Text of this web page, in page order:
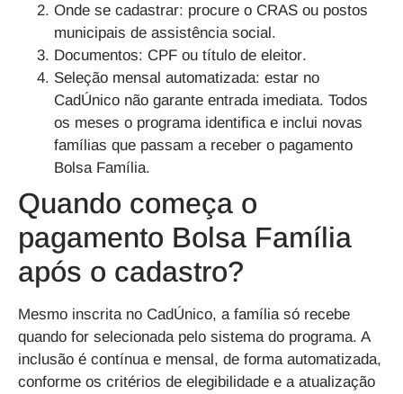
Onde se cadastrar: procure o CRAS ou postos
municipais de assistência social.
Documentos: CPF ou título de eleitor.
Seleção mensal automatizada: estar no
CadÚnico não garante entrada imediata. Todos
os meses o programa identifica e inclui novas
famílias que passam a receber o pagamento
Bolsa Família.
Quando começa o
pagamento Bolsa Família
após o cadastro?
Mesmo inscrita no CadÚnico, a família só recebe
quando for selecionadapelo sistema do programa. A
inclusão é contínua e mensal, de forma automatizada,
conforme os critérios de elegibilidade e a atualização